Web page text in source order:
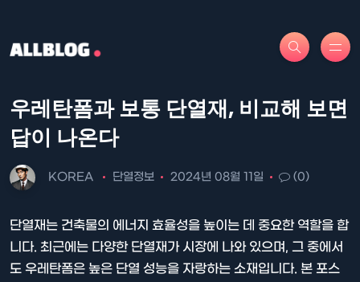
우레탄폼과 보통 단열재, 비교해 보면
답이 나온다
KOREA 단열정보 2024년 08월 11일 (0)
단열재는 건축물의 에너지 효율성을 높이는 데 중요한 역할을 합
니다. 최근에는 다양한 단열재가 시장에 나와 있으며, 그 중에서
도 우레탄폼은 높은 단열 성능을 자랑하는 소재입니다. 본 포스